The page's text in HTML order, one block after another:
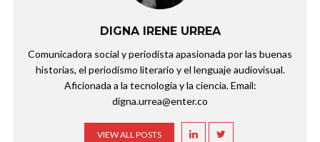
DIGNA IRENE URREA
Comunicadora social y periodista apasionada por las buenas
historias, el periodismo literario y el lenguaje audiovisual.
Aficionada a la tecnología y la ciencia. Email:
digna.urrea@enter.co
VIEW ALL POSTS